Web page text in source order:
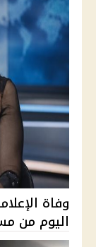
وفاة
اليوم من